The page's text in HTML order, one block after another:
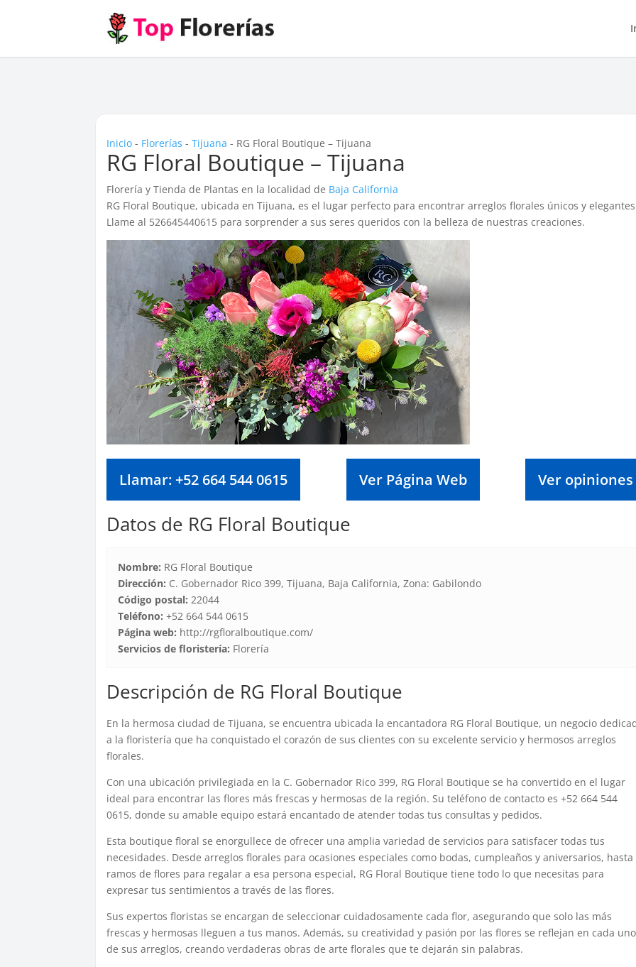
Inicio - Florerías -Tijuana - RG Floral Boutique – Tijuana
RG Floral Boutique – Tijuana
Florería y Tienda de Plantas en la localidad de Baja California
RG Floral Boutique, ubicada en Tijuana, es el lugar perfecto para encontrar arreglos florales únicos y
Llame al 526645440615 para sorprender a sus seres queridos con la belleza de nuestras creaciones.
Llamar: +52 664 544 0615 Ver Página Web Ver opiniones
Datos de RG Floral Boutique
Nombre: RG Floral Boutique
Dirección: C. Gobernador Rico 399, Tijuana, Baja California, Zona: Gabilondo
Código postal: 22044
Teléfono: +52 664 544 0615
Página web: http://rgfloralboutique.com/
Servicios de floristería: Florería
Descripción de RG Floral Boutique
En la hermosa ciudad de Tijuana, se encuentra ubicada la encantadora RG Floral Boutique, un negocio
a la floristería que ha conquistado el corazón de sus clientes con su excelente servicio y hermosos arreglos
florales.
Con una ubicación privilegiada en la C. Gobernador Rico 399, RG Floral Boutique se ha convertido en el lugar
ideal para encontrar las flores más frescas y hermosas de la región. Su teléfono de contacto es +52 664 544
0615, donde su amable equipo estará encantado de atender todas tus consultas y pedidos.
Esta boutique floral se enorgullece de ofrecer una amplia variedad de servicios para satisfacer todas tus
necesidades. Desde arreglos florales para ocasiones especiales como bodas, cumpleaños y aniversarios, hasta
ramos de flores para regalar a esa persona especial, RG Floral Boutique tiene todo lo que necesitas para
expresar tus sentimientos a través de las flores.
Sus expertos floristas se encargan de seleccionar cuidadosamente cada flor, asegurando que solo las más
frescas y hermosas lleguen a tus manos. Además, su creatividad y pasión por las flores se reflejan en cada uno
de sus arreglos, creando verdaderas obras de arte florales que te dejarán sin palabras.